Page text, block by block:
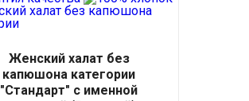
Женский халат без
капюшона категории
"Стандарт" с именной